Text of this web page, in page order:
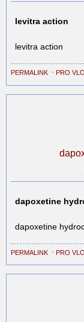
levitra action
levitra action
PERMALINK ⋅ PRO
dapoxetine
dapoxetine
PERMALINK ⋅ PRO